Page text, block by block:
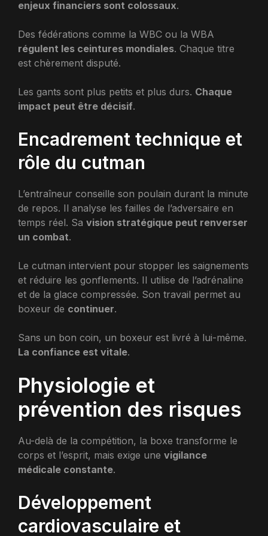
enjeux financiers sont colossaux.
Des fédérations comme la WBC ou la WBA
régulent les ceintures mondiales. Chaque titre
est chèrement disputé.
Les gants sont plus petits et plus durs. Chaque
impact peut être décisif.
Encadrement technique et
rôle du cutman
L’entraîneur conseille son poulain durant la minute
de repos. Il analyse les failles de l’adversaire en
temps réel. Sa vision stratégique peut renverser
un combat.
Le cutman intervient pour stopper les saignements
et réduire les gonflements. Il utilise de l’adrénaline
et de la glace compressée. Son travail permet au
boxeur de continuer.
Sans un bon coin, un boxeur est livré à lui-même.
La confiance est vitale.
Physiologie et
prévention des risques
Au-delà de la compétition, la boxe transforme le
corps et l’esprit, mais exige une vigilance
médicale constante.
Développement
cardiovasculaire et